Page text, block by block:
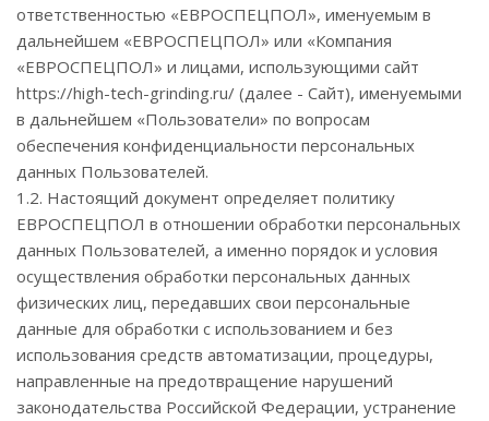
ответственностью «ЕВРОСПЕЦПОЛ», именуемым в
дальнейшем «ЕВРОСПЕЦПОЛ» или «Компания
«ЕВРОСПЕЦПОЛ» и лицами, использующими сайт
https://high-tech-grinding.ru/ (далее - Сайт), именуемыми
в дальнейшем «Пользователи» по вопросам
обеспечения конфиденциальности персональных
данных Пользователей.
1.2. Настоящий документ определяет политику
ЕВРОСПЕЦПОЛ в отношении обработки персональных
данных Пользователей, а именно порядок и условия
осуществления обработки персональных данных
физических лиц, передавших свои персональные
данные для обработки с использованием и без
использования средств автоматизации, процедуры,
направленные на предотвращение нарушений
законодательства Российской Федерации, устранение